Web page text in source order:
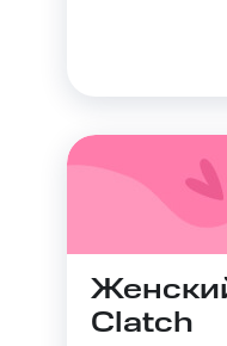
на
при
Clatch